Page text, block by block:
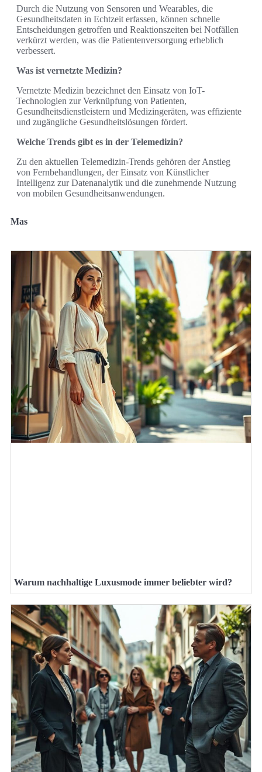
Durch die Nutzung von Sensoren und Wearables, die
Gesundheitsdaten in Echtzeit erfassen, können schnelle
Entscheidungen getroffen und Reaktionszeiten bei Notfällen
verkürzt werden, was die Patientenversorgung erheblich
verbessert.
Was ist vernetzte Medizin?
Vernetzte Medizin bezeichnet den Einsatz von IoT-
Technologien zur Verknüpfung von Patienten,
Gesundheitsdienstleistern und Medizingeräten, was effiziente
und zugängliche Gesundheitslösungen fördert.
Welche Trends gibt es in der Telemedizin?
Zu den aktuellen Telemedizin-Trends gehören der Anstieg
von Fernbehandlungen, der Einsatz von Künstlicher
Intelligenz zur Datenanalytik und die zunehmende Nutzung
von mobilen Gesundheitsanwendungen.
Mas
Warum nachhaltige Luxusmode immer beliebter wird?